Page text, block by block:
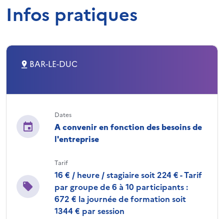
Infos pratiques
BAR-LE-DUC
Dates
A convenir en fonction des besoins de
l'entreprise
Tarif
16 € / heure / stagiaire soit 224 € - Tarif
par groupe de 6 à 10 participants :
672 € la journée de formation soit
1344 € par session